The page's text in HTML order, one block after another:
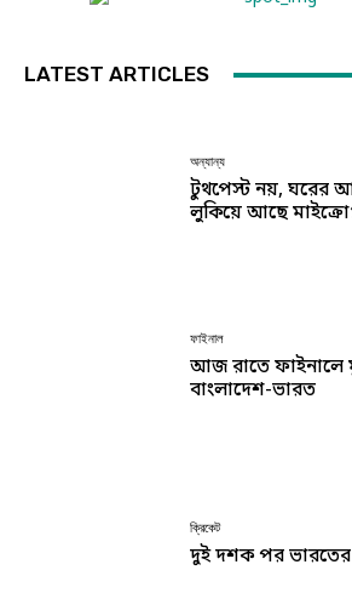
LATEST ARTICLES
অন্যান্য
টুথপেস্ট নয়, ঘরের
লুকিয়ে আছে
ফাইনাল
আজ রাতে ফাইনালে
বাংলাদেশ-ভারত
ক্রিকেট
দুই দশক পর ভারতের